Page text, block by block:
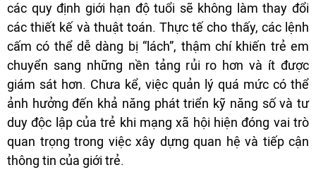
các quy định giới hạn độ tuổi sẽ không làm thay đổi
các thiết kế và thuật toán. Thực tế cho thấy, các lệnh
cấm có thể dễ dàng bị “lách”, thậm chí khiến trẻ em
chuyển sang những nền tảng rủi ro hơn và ít được
giám sát hơn. Chưa kể, việc quản lý quá mức có thể
ảnh hưởng đến khả năng phát triển kỹ năng số và tư
duy độc lập của trẻ khi mạng xã hội hiện đóng vai trò
quan trọng trong việc xây dựng quan hệ và tiếp cận
thông tin của giới trẻ.